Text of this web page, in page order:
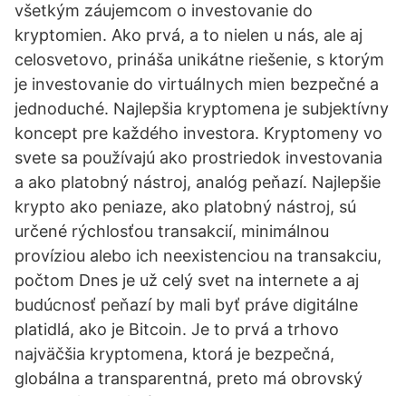
všetkým záujemcom o investovanie do
kryptomien. Ako prvá, a to nielen u nás, ale aj
celosvetovo, prináša unikátne riešenie, s ktorým
je investovanie do virtuálnych mien bezpečné a
jednoduché. Najlepšia kryptomena je subjektívny
koncept pre každého investora. Kryptomeny vo
svete sa používajú ako prostriedok investovania
a ako platobný nástroj, analóg peňazí. Najlepšie
krypto ako peniaze, ako platobný nástroj, sú
určené rýchlosťou transakcií, minimálnou
províziou alebo ich neexistenciou na transakciu,
počtom Dnes je už celý svet na internete a aj
budúcnosť peňazí by mali byť práve digitálne
platidlá, ako je Bitcoin. Je to prvá a trhovo
najväčšia kryptomena, ktorá je bezpečná,
globálna a transparentná, preto má obrovský